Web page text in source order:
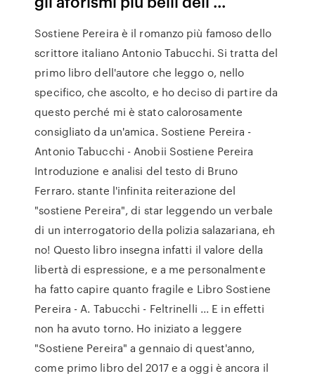
Sostiene Pereira è il romanzo più famoso dello
scrittore italiano Antonio Tabucchi. Si tratta del
primo libro dell'autore che leggo o, nello
specifico, che ascolto, e ho deciso di partire da
questo perché mi è stato calorosamente
consigliato da un'amica. Sostiene Pereira -
Antonio Tabucchi - Anobii Sostiene Pereira
Introduzione e analisi del testo di Bruno
Ferraro. stante l'infinita reiterazione del
"sostiene Pereira", di star leggendo un verbale
di un interrogatorio della polizia salazariana, eh
no! Questo libro insegna infatti il valore della
libertà di espressione, e a me personalmente
ha fatto capire quanto fragile e Libro Sostiene
Pereira - A. Tabucchi - Feltrinelli ... E in effetti
non ha avuto torno. Ho iniziato a leggere
"Sostiene Pereira" a gennaio di quest'anno,
come primo libro del 2017 e a oggi è ancora il